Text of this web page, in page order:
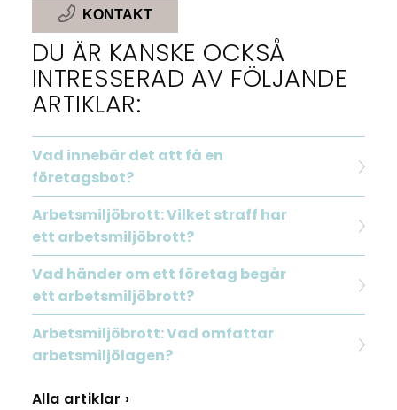
KONTAKT
DU ÄR KANSKE OCKSÅ
INTRESSERAD AV FÖLJANDE
ARTIKLAR:
Vad innebär det att få en
företagsbot?
Arbetsmiljöbrott: Vilket straff har
ett arbetsmiljöbrott?
Vad händer om ett företag begår
ett arbetsmiljöbrott?
Arbetsmiljöbrott: Vad omfattar
arbetsmiljölagen?
Alla artiklar ›